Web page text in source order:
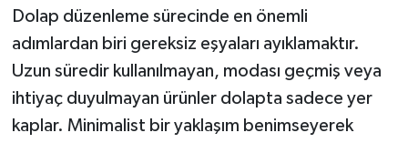
Dolap düzenleme sürecinde en önemli
adımlardan biri gereksiz eşyaları ayıklamaktır.
Uzun süredir kullanılmayan, modası geçmiş veya
ihtiyaç duyulmayan ürünler dolapta sadece yer
kaplar. Minimalist bir yaklaşım benimseyerek